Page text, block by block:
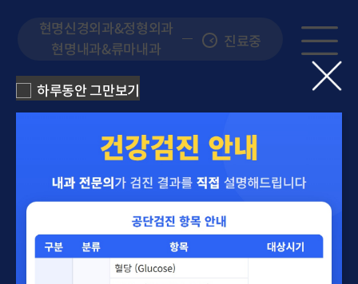
현명신경외과&정형외과
현명내과&류마내과
1
하루동안 그만보기